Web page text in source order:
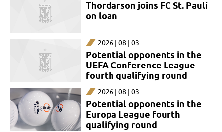
Thordarson joins FC St. Pauli
on loan
2026 | 08 | 03
Potential opponents in the
UEFA Conference League
fourth qualifying round
2026 | 08 | 03
Potential opponents in the
Europa League fourth
qualifying round